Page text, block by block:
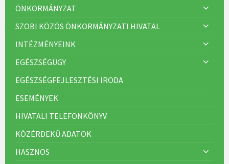
ÖNKORMÁNYZAT
SZOBI KÖZÖS ÖNKORMÁNYZATI HIVATAL
INTÉZMÉNYEINK
EGÉSZSÉGÜGY
EGÉSZSÉGFEJLESZTÉSI IRODA
ESEMÉNYEK
HIVATALI TELEFONKÖNYV
KÖZÉRDEKŰ ADATOK
HASZNOS